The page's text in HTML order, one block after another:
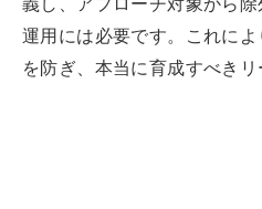
運用には必要です。これに
を防ぎ、本当に育成すべきリ